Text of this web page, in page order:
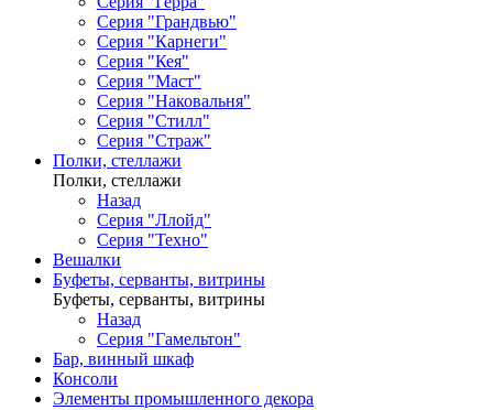
Серия "Грандвью"
Серия "Карнеги"
Серия "Кея"
Серия "Маст"
Серия "Наковальня"
Серия "Стилл"
Серия "Страж"
Полки, стеллажи
Полки, стеллажи
Назад
Серия "Ллойд"
Серия "Техно"
Вешалки
Буфеты, серванты, витрины
Буфеты, серванты, витрины
Назад
Серия "Гамельтон"
Бар, винный шкаф
Консоли
Элементы промышленного декора